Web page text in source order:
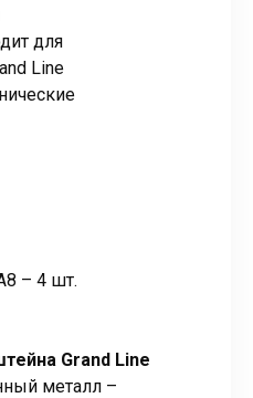
для
Line
– 4 шт.
Grand Line
металл –